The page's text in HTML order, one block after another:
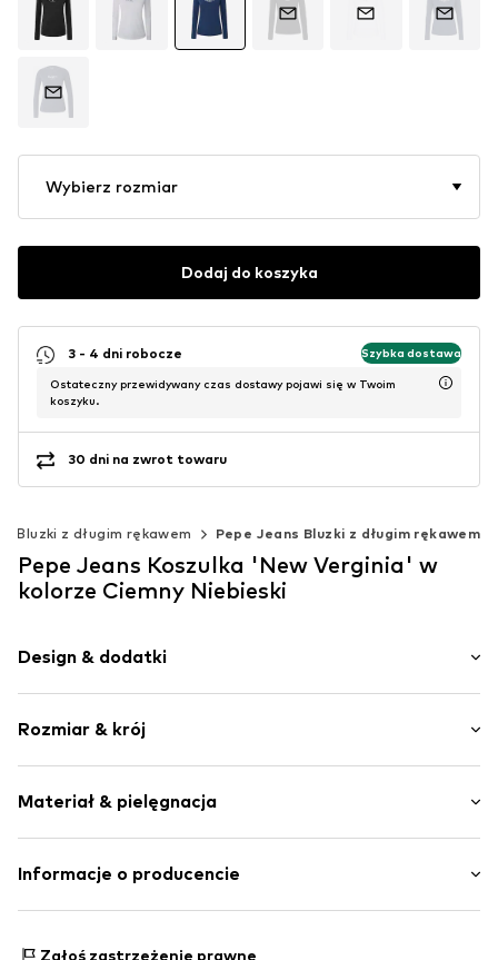
Wybierz rozmiar
Dodaj do koszyka
3 - 4 dni robocze Szybka dostawa
Ostateczny przewidywany czas dostawy pojawi się w Twoim
koszyku.
30 dni na zwrot towaru
Bluzki z długim rękawem Pepe Jeans Bluzki z długim rękawem
Pepe Jeans Koszulka 'New Verginia' w
kolorze Ciemny Niebieski
Design & dodatki
Dżersej
Okrągły dekolt
Nr artykułu PEP5235004000001
Rozmiar & krój
Długość: Długość normalna
Krój: Wąski krój
Tabela rozmiarów
Materiał & pielęgnacja
Materiał: 95% Bawełna, 5% Elastan
Informacje o producencie
Zgłoś zastrzeżenie prawne